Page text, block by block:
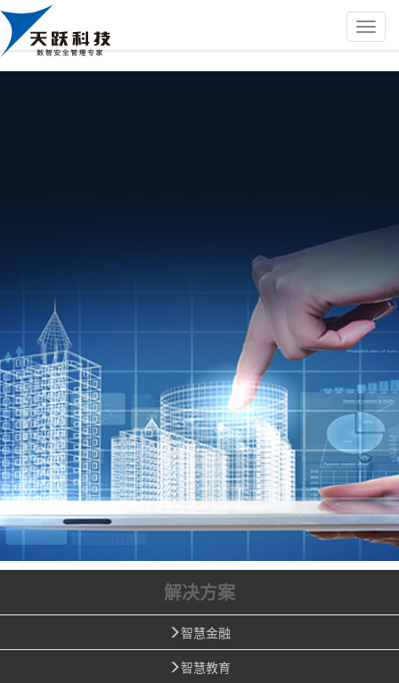
解决方案
智慧金融
智慧教育